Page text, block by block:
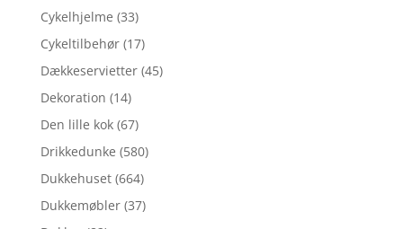
Cykelhjelme (33)
Cykeltilbehør (17)
Dækkeservietter (45)
Dekoration (14)
Den lille kok (67)
Drikkedunke (580)
Dukkehuset (664)
Dukkemøbler (37)